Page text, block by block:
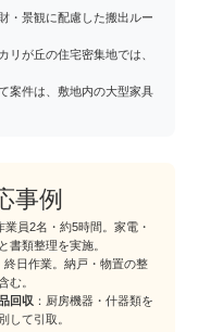
・景観に配慮した搬出ルー
リが丘の住宅密集地では、
案件は、敷地内の大型家具
事例
業員2名・約5時間。家電・
書類整理を実施。
終日作業。納戸・物置の整
む。
回収 ：厨房機器・什器類を
して引取。